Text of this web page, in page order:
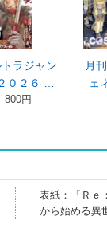
ラジャン
０２６ …
800円
月
ェ
表紙：『Ｒｅ
から始める異